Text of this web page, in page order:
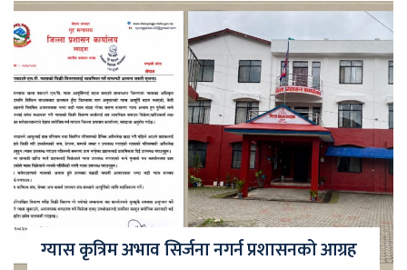
ग्यास कृत्रिम अभाव सिर्जना नगर्न प्रशासनको आग्रह